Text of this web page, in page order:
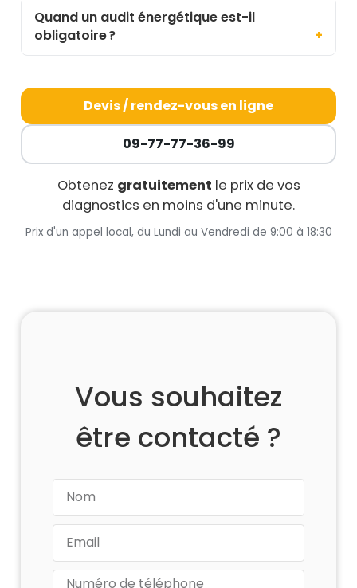
Quand un audit énergétique est-il
obligatoire ?
Devis / rendez-vous en ligne
09-77-77-36-99
Obtenez gratuitement le prix de vos
diagnostics en moins d'une minute.
Prix d'un appel local, du Lundi au Vendredi de 9:00 à 18:30
Vous souhaitez
être contacté ?